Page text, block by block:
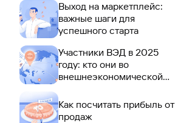
Выход на маркетплейс:
важные шаги для
успешного старта
Участники ВЭД в 2025
году: кто они во
внешнеэкономической
Как посчитать прибыль от
продаж